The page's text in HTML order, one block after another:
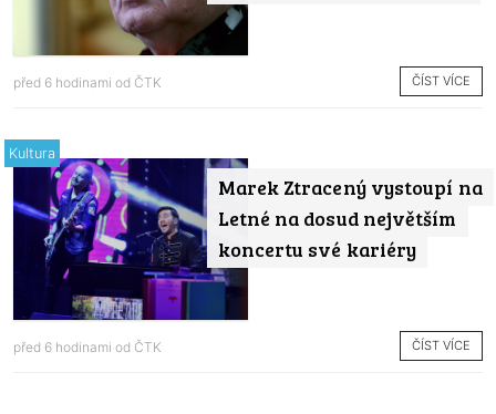
před 6 hodinami od ČTK ČÍST VÍCE
Marek Ztracený vystoupí na
Letné na dosud největším
koncertu své kariéry
Kultura
před 6 hodinami od ČTK ČÍST VÍCE